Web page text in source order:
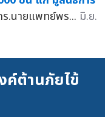
.นายแพทย์พร... มิ.ย.
ค์ต้านภัยไข้